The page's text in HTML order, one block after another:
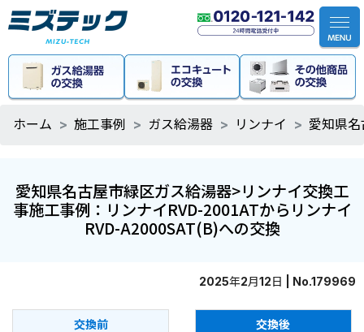
ホーム 施工事例 ガス給湯器 リンナイ 愛知県
愛知県名古屋市緑区ガス給湯器>リンナイ交換工
事施工事例：リンナイRVD-2001ATからリンナイ
RVD-A2000SAT(B)への交換
2025年2月12日 | No.179969
交換前 交換後